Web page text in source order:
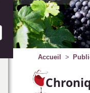
Accueil